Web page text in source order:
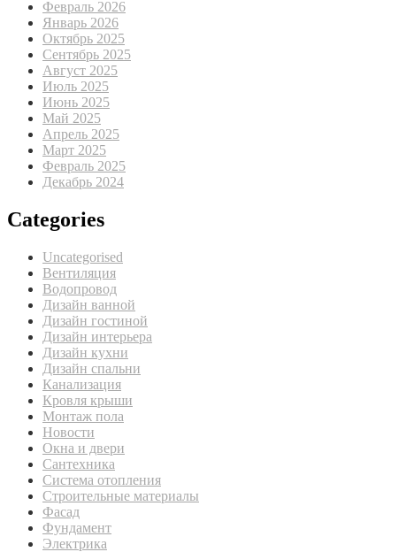
Февраль 2026
Январь 2026
Октябрь 2025
Сентябрь 2025
Август 2025
Июль 2025
Июнь 2025
Май 2025
Апрель 2025
Март 2025
Февраль 2025
Декабрь 2024
Categories
Uncategorised
Вентиляция
Водопровод
Дизайн ванной
Дизайн гостиной
Дизайн интерьера
Дизайн кухни
Дизайн спальни
Канализация
Кровля крыши
Монтаж пола
Новости
Окна и двери
Сантехника
Система отопления
Строительные материалы
Фасад
Фундамент
Электрика